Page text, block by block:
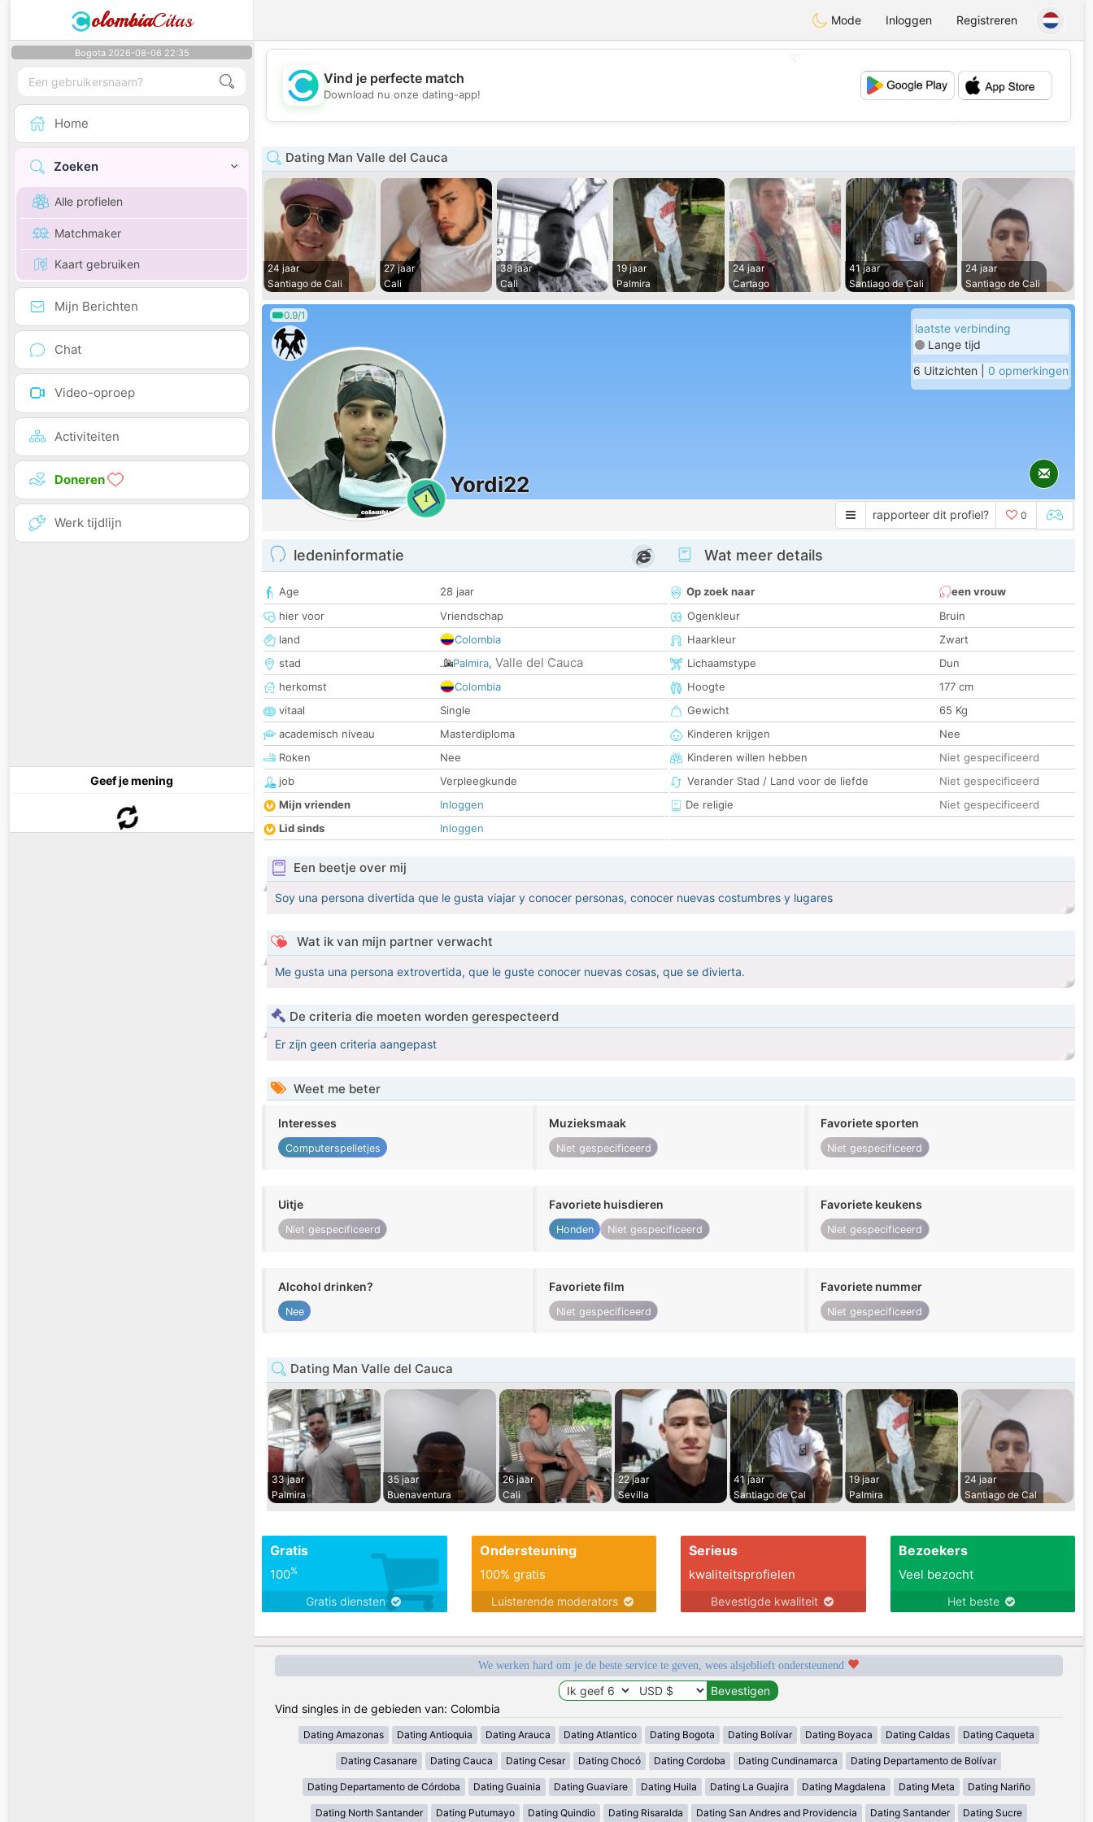
olombiaCitas Mode Inloggen Registreren
Bogota 2026-08-06 22:35
Home
Zoeken
Alle profielen
Matchmaker
Kaart gebruiken
Mijn Berichten
Chat
Video-oproep
Activiteiten
Doneren
Werk tijdlijn
Geef je mening
💖
Vind je perfecte match
Download nu onze dating-app!
Dating Man Valle del Cauca
24 jaar
Santiago de Cali
27 jaar
Cali
38 jaar
Cali
19 jaar
Palmira
24 jaar
Cartago
41 jaar
Santiago de Cali
24 jaar
Santiago de Cali
0.9/1
1
Yordi22
laatste verbinding
Lange tijd
6 Uitzichten | 0 opmerkingen
rapporteer dit profiel? 0
ledeninformatie
Age
28 jaar
hier voor
Vriendschap
land
Colombia
stad
Palmira, Valle del Cauca
herkomst
Colombia
vitaal
Single
academisch niveau
Masterdiploma
Roken
Nee
job
Verpleegkunde
Mijn vrienden
Inloggen
Lid sinds
Inloggen
Wat meer details
Op zoek naar
een vrouw
Ogenkleur
Bruin
Haarkleur
Zwart
Lichaamstype
Dun
Hoogte
177 cm
Gewicht
65 Kg
Kinderen krijgen
Nee
Kinderen willen hebben
Niet gespecificeerd
Verander Stad / Land voor de liefde
Niet gespecificeerd
De religie
Niet gespecificeerd
Een beetje over mij
Soy una persona divertida que le gusta viajar y conocer personas, conocer nuevas costumbres y lugares
Wat ik van mijn partner verwacht
Me gusta una persona extrovertida, que le guste conocer nuevas cosas, que se divierta.
De criteria die moeten worden gerespecteerd
Er zijn geen criteria aangepast
Weet me beter
Interesses
Computerspelletjes
Muzieksmaak
Niet gespecificeerd
Favoriete sporten
Niet gespecificeerd
Uitje
Niet gespecificeerd
Favoriete huisdieren
Honden Niet gespecificeerd
Favoriete keukens
Niet gespecificeerd
Alcohol drinken?
Nee
Favoriete film
Niet gespecificeerd
Favoriete nummer
Niet gespecificeerd
Dating Man Valle del Cauca
33 jaar
Palmira
35 jaar
Buenaventura
26 jaar
Cali
22 jaar
Sevilla
41 jaar
Santiago de Cal
19 jaar
Palmira
24 jaar
Santiago de Cal
Gratis
100%
Gratis diensten
Ondersteuning
100% gratis
Luisterende moderators
Serieus
kwaliteitsprofielen
Bevestigde kwaliteit
Bezoekers
Veel bezocht
Het beste
We werken hard om je de beste service te geven, wees alsjeblieft ondersteunend
Vind singles in de gebieden van: Colombia
Dating Amazonas Dating Antioquia Dating Arauca Dating Atlantico Dating Bogota Dating Bolívar Dating Boyaca Dating Caldas Dating Caqueta
Dating Casanare Dating Cauca Dating Cesar Dating Chocó Dating Cordoba Dating Cundinamarca Dating Departamento de Bolívar
Dating Departamento de Córdoba Dating Guainia Dating Guaviare Dating Huila Dating La Guajira Dating Magdalena Dating Meta Dating Nariño
Dating North Santander Dating Putumayo Dating Quindio Dating Risaralda Dating San Andres and Providencia Dating Santander Dating Sucre